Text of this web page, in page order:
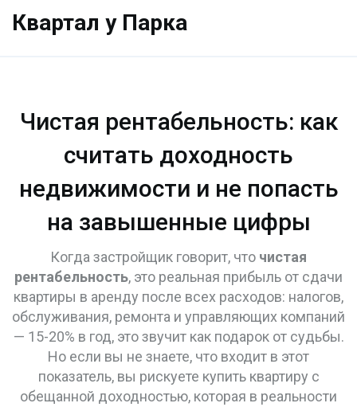
Квартал у Парка
Чистая рентабельность: как
считать доходность
недвижимости и не попасть
на завышенные цифры
Когда застройщик говорит, что чистая
рентабельность, это реальная прибыль от сдачи
квартиры в аренду после всех расходов: налогов,
обслуживания, ремонта и управляющих компаний
— 15-20% в год, это звучит как подарок от судьбы.
Но если вы не знаете, что входит в этот
показатель, вы рискуете купить квартиру с
обещанной доходностью, которая в реальности